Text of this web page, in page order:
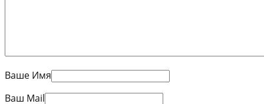
Ваше Имя
Ваш Mail